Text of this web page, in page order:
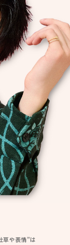
草や表情”は